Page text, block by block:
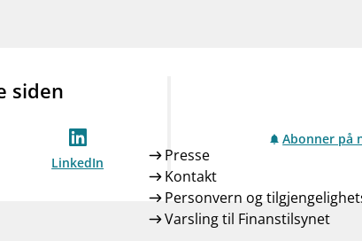
siden
LinkedIn
Abonner på
Presse
Kontakt
Personvern og
Varsling til Finanstilsynet